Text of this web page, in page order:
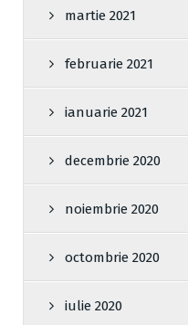
martie 2021
februarie 2021
ianuarie 2021
decembrie 2020
noiembrie 2020
octombrie 2020
iulie 2020